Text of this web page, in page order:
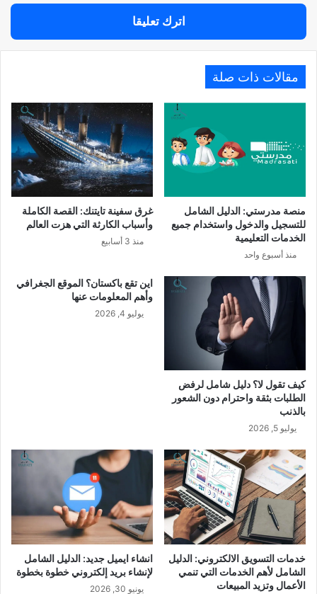
اترك تعليقا
مقالات ذات صلة
منصة مدرستي: الدليل الشامل
للتسجيل والدخول واستخدام جميع
الخدمات التعليمية
منذ أسبوع واحد
غرق سفينة تايتنك: القصة الكاملة
وأسباب الكارثة التي هزت العالم
منذ 3 أسابيع
كيف تقول لا؟ دليل شامل لرفض
الطلبات بثقة واحترام دون الشعور
بالذنب
يوليو 5, 2026
اين تقع باكستان؟ الموقع الجغرافي
وأهم المعلومات عنها
يوليو 4, 2026
خدمات التسويق الالكتروني: الدليل
الشامل لأهم الخدمات التي تنمي
الأعمال وتزيد المبيعات
انشاء ايميل جديد: الدليل الشامل
لإنشاء بريد إلكتروني خطوة بخطوة
يونيو 30, 2026